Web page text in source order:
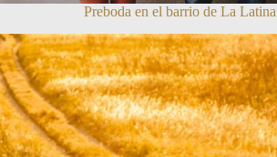
Preboda en el barrio de La Latina